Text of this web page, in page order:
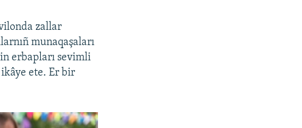
zallar
munaqaşaları
erbapları sevimli
ete. Er bir